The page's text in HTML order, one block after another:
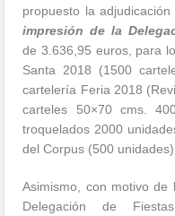
propuesto la
impresión de la
de 3.636,95 euros, para
Santa 2018 (1500
cartelería Feria 2018
carteles 50×70 cms.
troquelados 2000
del Corpus (500 unidades).
Asimismo, con motivo
Delegación de